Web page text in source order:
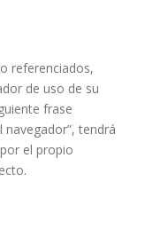
referenciados,
de uso de su
frase
tendrá
el propio